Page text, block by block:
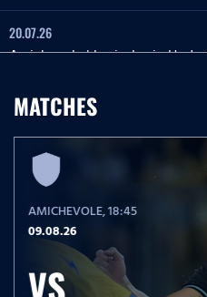
20.07.26
Amichevole | Lazio-Lazio
26.05.26
26 maggio 2013 | Roma-Lazio,
23.05.26
Serie A Enilive | Lazio-Pisa, la
MATCHES
AMICHEVOLE, 18:45
09.08.26
VS